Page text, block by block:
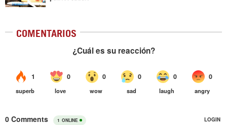
COMENTARIOS